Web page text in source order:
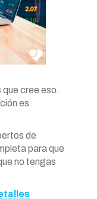
que cree eso.
es
de
para que
no tengas